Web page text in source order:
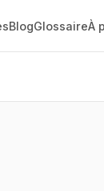
BlogGlossaireÀ